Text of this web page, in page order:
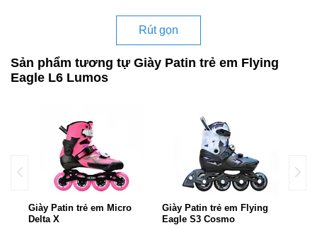
Rút gọn
Sản phẩm tương tự Giày Patin trẻ em Flying
Eagle L6 Lumos
Giày Patin trẻ em Micro
Delta X
Giày Patin trẻ em Flying
Eagle S3 Cosmo